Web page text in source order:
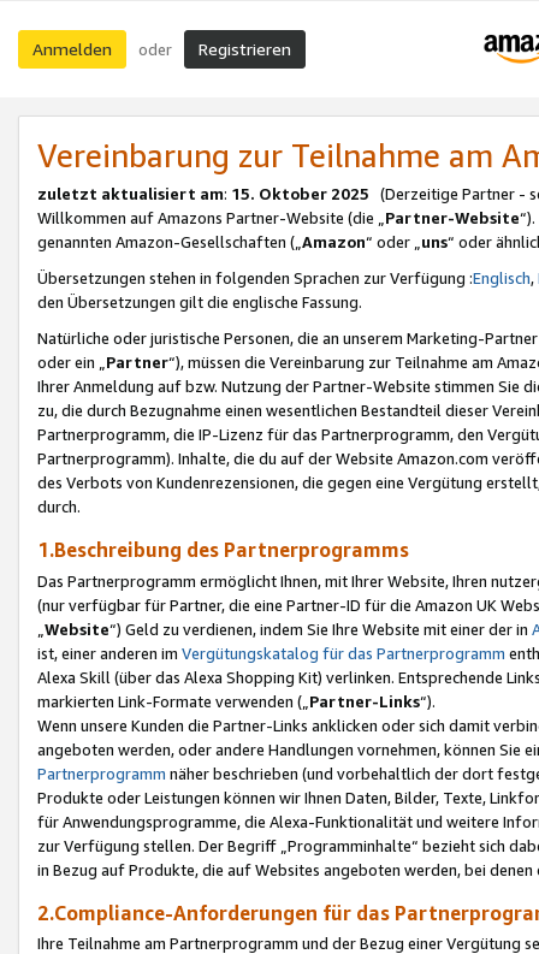
Anmelden oder Registrieren
Vereinbarung zur Teilnahme am
zuletzt aktualisiert am: 15. Oktober 2025 (Derzeitige Partner -
Willkommen auf Amazons Partner-Website (die „Partner-Website
genannten Amazon-Gesellschaften („Amazon“ oder „uns“ oder
Übersetzungen stehen in folgenden Sprachen zur Verfügung :Englisch,
den Übersetzungen gilt die englische Fassung.
Natürliche oder juristische Personen, die an unserem Marketing-
oder ein „Partner“), müssen die Vereinbarung zur Teilnahme am
Ihrer Anmeldung auf bzw. Nutzung der Partner-Website stimmen Sie
zu, die durch Bezugnahme einen wesentlichen Bestandteil dieser
Partnerprogramm, die IP-Lizenz für das Partnerprogramm, den
Partnerprogramm). Inhalte, die du auf der Website Amazon.com
des Verbots von Kundenrezensionen, die gegen eine Vergütung
durch.
1.Beschreibung des Partnerprogramms
Das Partnerprogramm ermöglicht Ihnen, mit Ihrer Website, Ihren
(nur verfügbar für Partner, die eine Partner-ID für die Amazon UK
Website“) Geld zu verdienen, indem Sie Ihre Website mit einer der in
ist, einer anderen im Vergütungskatalog für das Partnerprogramm
Alexa Skill (über das Alexa Shopping Kit) verlinken. Entsprechende
markierten Link-Formate verwenden („ Partner-Links“).
Wenn unsere Kunden die Partner-Links anklicken oder sich damit
angeboten werden, oder andere Handlungen vornehmen, können Sie
Partnerprogramm näher beschrieben (und vorbehaltlich der dort
Produkte oder Leistungen können wir Ihnen Daten, Bilder, Texte,
für Anwendungsprogramme, die Alexa-Funktionalität und weitere
zur Verfügung stellen. Der Begriff „Programminhalte“ bezieht sich
in Bezug auf Produkte, die auf Websites angeboten werden, bei
2.Compliance-Anforderungen für das
Ihre Teilnahme am Partnerprogramm und der Bezug einer Vergütung